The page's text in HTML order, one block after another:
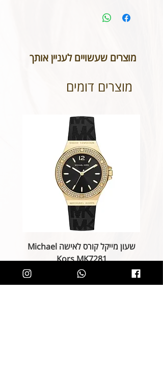
מוצרים שעשויים לעניין אותך
מוצרים דומים
שעון מייקל קורס לאישה Michael
Kors MK7281
מחיר רגיל מחיר מבצע